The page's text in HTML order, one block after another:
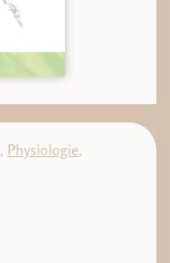
, Physiologie,